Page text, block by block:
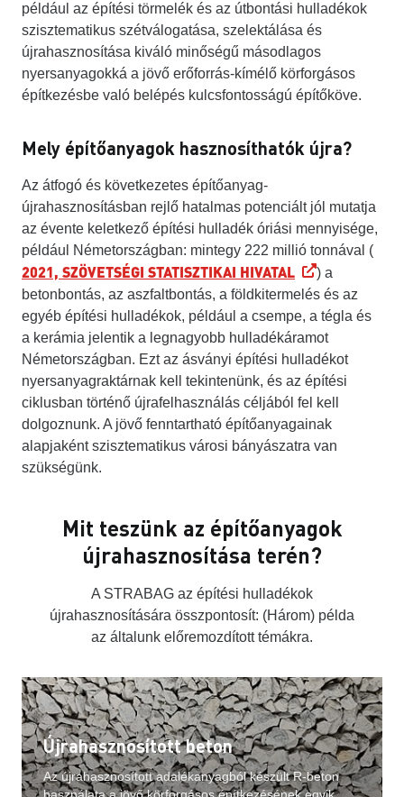
például az építési törmelék és az útbontási hulladékok
szisztematikus szétválogatása, szelektálása és
újrahasznosítása kiváló minőségű másodlagos
nyersanyagokká a jövő erőforrás-kímélő körforgásos
építkezésbe való belépés kulcsfontosságú építőköve.
Mely építőanyagok hasznosíthatók újra?
Az átfogó és következetes építőanyag-
újrahasznosításban rejlő hatalmas potenciált jól mutatja
az évente keletkező építési hulladék óriási mennyisége,
például Németországban: mintegy 222 millió tonnával (
2021, SZÖVETSÉGI STATISZTIKAI HIVATAL
) a
betonbontás, az aszfaltbontás, a földkitermelés és az
egyéb építési hulladékok, például a csempe, a tégla és
a kerámia jelentik a legnagyobb hulladékáramot
Németországban. Ezt az ásványi építési hulladékot
nyersanyagraktárnak kell tekintenünk, és az építési
ciklusban történő újrafelhasználás céljából fel kell
dolgoznunk. A jövő fenntartható építőanyagainak
alapjaként szisztematikus városi bányászatra van
szükségünk.
Mit teszünk az építőanyagok
újrahasznosítása terén?
A STRABAG az építési hulladékok
újrahasznosítására összpontosít: (Három) példa
az általunk előremozdított témákra.
Újrahasznosított beton
Az újrahasznosított adalékanyagból készült R-beton